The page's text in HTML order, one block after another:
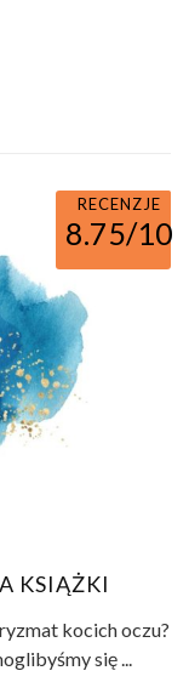
RECENZJE
8.75/10
KSIĄŻKI
kocich oczu?
się ...